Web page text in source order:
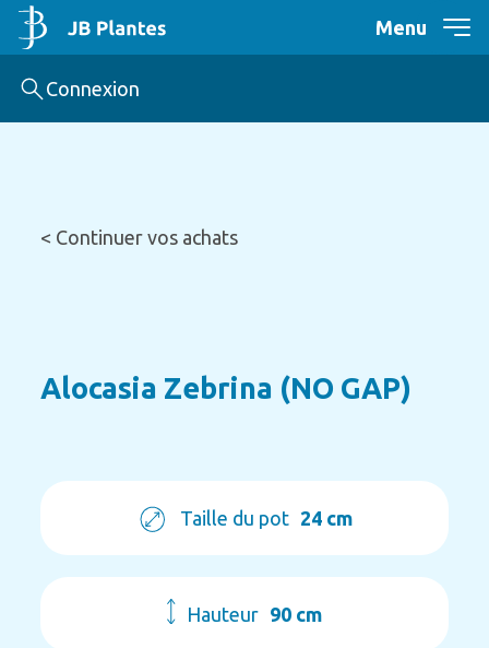
Menu
Connexion
< Continuer vos achats
Alocasia Zebrina (NO GAP)
Taille du pot 24 cm
Hauteur 90 cm